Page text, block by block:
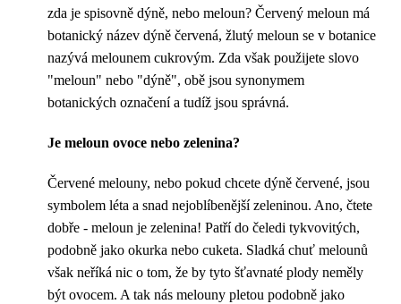
zda je spisovně dýně, nebo meloun? Červený meloun má
botanický název dýně červená, žlutý meloun se v botanice
nazývá melounem cukrovým. Zda však použijete slovo
"meloun" nebo "dýně", obě jsou synonymem
botanických označení a tudíž jsou správná.
Je meloun ovoce nebo zelenina?
Červené melouny, nebo pokud chcete dýně červené, jsou
symbolem léta a snad nejoblíbenější zeleninou. Ano, čtete
dobře - meloun je zelenina! Patří do čeledi tykvovitých,
podobně jako okurka nebo cuketa. Sladká chuť melounů
však neříká nic o tom, že by tyto šťavnaté plody neměly
být ovocem. A tak nás melouny pletou podobně jako